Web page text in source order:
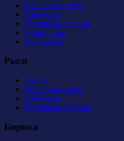
Тренерский штаб
Календарь
Турнирная таблица
Атрибутика
Фан-сектор
Рыси
Состав
Тренерский штаб
Календарь
Турнирная таблица
Бирюса